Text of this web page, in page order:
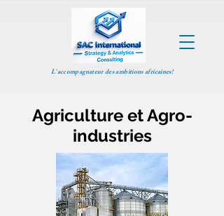
L'accompagnateur des ambitions africaines!
Agriculture et Agro-
industries